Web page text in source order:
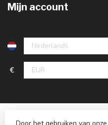
Mijn account
€